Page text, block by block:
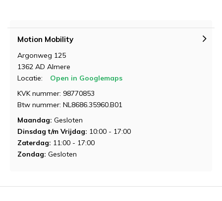
Motion Mobility
Argonweg 125
1362 AD Almere
Locatie:
Open in Googlemaps
KVK nummer: 98770853
Btw nummer: NL8686.35960.B01
Maandag: Gesloten
Dinsdag t/m Vrijdag: 10:00 - 17:00
Zaterdag: 11:00 - 17:00
Zondag: Gesloten
Demonstratie aanvragen
Demonstratie aanvragen
Demonstratie aanvragen